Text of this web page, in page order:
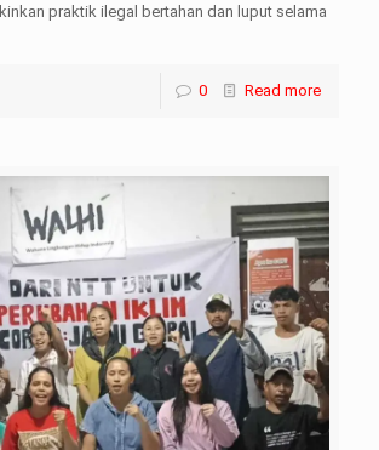
praktik ilegal bertahan dan luput selama
0 Read more